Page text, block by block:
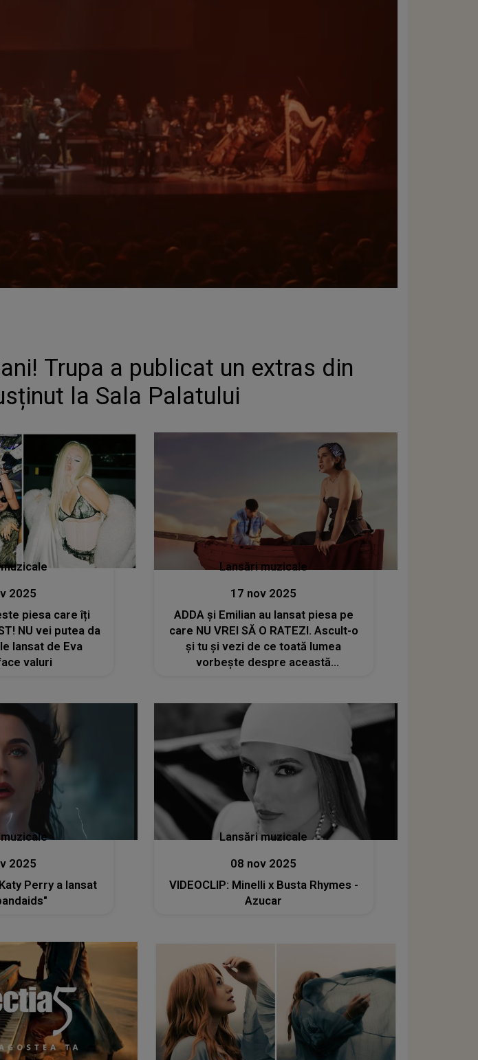
Trupa a publicat un extras din
la Sala Palatului
2025
piesa care îți
NU vei putea da
lansat de Eva
valuri
Lansări muzicale
17 nov 2025
ADDA și Emilian au lansat piesa pe
care NU VREI SĂ O RATEZI. Ascult-o
și tu și vezi de ce toată lumea
vorbește despre această
2025
Perry a lansat
Lansări muzicale
08 nov 2025
VIDEOCLIP: Minelli x Busta Rhymes -
Azucar